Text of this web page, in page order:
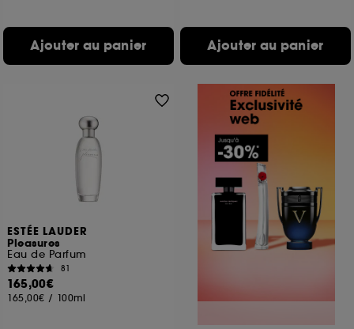
Ajouter au panier Ajouter au panier
ESTÉE LAUDER
Pleasures
Eau de Parfum
81
165,00€
165,00€ / 100ml